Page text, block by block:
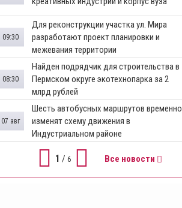
Для реконструкции участка ул. Мира
разработают проект планировки и
межевания территории
09:30
Найден подрядчик для строительства в
Пермском округе экотехнопарка за 2
млрд рублей
08:30
Шесть автобусных маршрутов временно
изменят схему движения в
Индустриальном районе
07 авг
1 / 6 Все новости